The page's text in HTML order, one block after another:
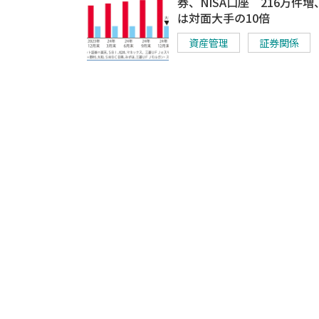
は対面大手の10倍
資産管理 証券関係